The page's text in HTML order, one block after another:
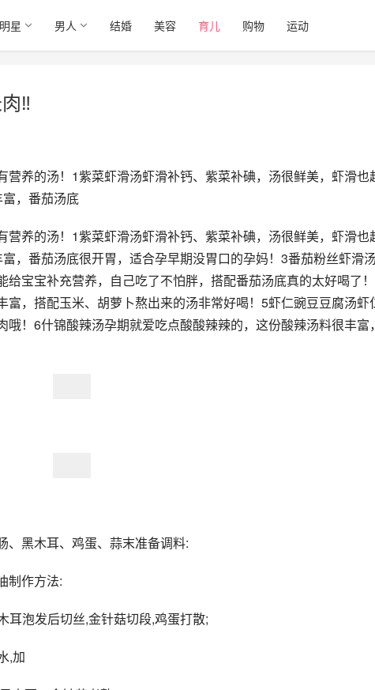
明星 男人 结婚 美容 育儿 购物 运动
‼
养的汤！1紫菜虾滑汤虾滑补钙、紫菜补碘，汤很鲜美，虾滑也
，番茄汤底
养的汤！1紫菜虾滑汤虾滑补钙、紫菜补碘，汤很鲜美，虾滑也
，番茄汤底很开胃，适合孕早期没胃口的孕妈！3番茄粉丝虾滑
宝宝补充营养，自己吃了不怕胖，搭配番茄汤底真的太好喝了
富，搭配玉米、胡萝卜熬出来的汤非常好喝！5虾仁豌豆豆腐汤虾
！6什锦酸辣汤孕期就爱吃点酸酸辣辣的，这份酸辣汤料很丰富
、黑木耳、鸡蛋、蒜末准备调料:
制作方法:
耳泡发后切丝,金针菇切段,鸡蛋打散;
,加